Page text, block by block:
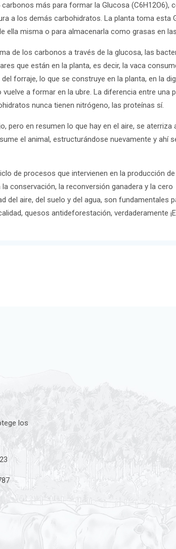
más para formar la Glucosa (C6H12O6),
a los demás carbohidratos. La planta toma esta
ella misma o para almacenarla como grasas en
de los carbonos a través de la glucosa, las
que están en la planta, es decir, la vaca
forraje, lo que se construye en la planta, en la
a formar en la ubre. La diferencia entre una
nunca tienen nitrógeno, las proteínas sí.
pero en resumen lo que hay en el aire, se aterriza
el animal, estructurándose nuevamente y ahí
de procesos que intervienen en la producción
conservación, la reconversión ganadera y la cero
del aire, del suelo y del agua, son fundamentales
quesos antideforestación, verdaderamente
los